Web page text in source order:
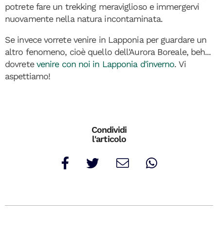
potrete fare un trekking meraviglioso e immergervi
nuovamente nella natura incontaminata.
Se invece vorrete venire in Lapponia per guardare un
altro fenomeno, cioè quello dell'Aurora Boreale, beh...
dovretevenire con noi in Lapponia d'inverno. Vi
aspettiamo!
Condividi
l'articolo